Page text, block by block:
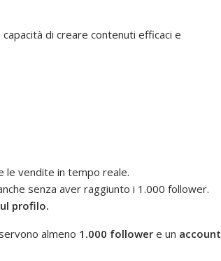
di creare contenuti efficaci e
le vendite in tempo reale.
senza aver raggiunto i 1.000 follower.
profilo.
almeno 1.000 follower e un account